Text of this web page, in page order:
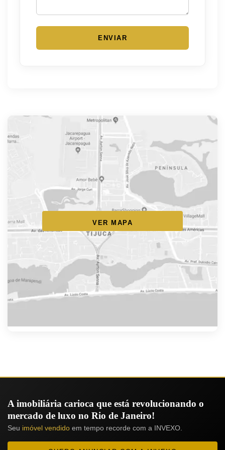
VER MAPA
ENVIAR
A imobiliária carioca que está revolucionando o
mercado de luxo no Rio de Janeiro!
Seu imóvel vendido em tempo recorde com a INVEXO.